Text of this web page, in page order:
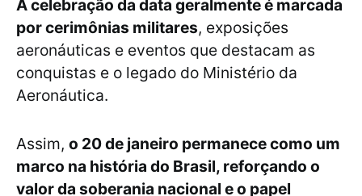
A celebração da data geralmente é marcada
por cerimônias militares, exposições
aeronáuticas e eventos que destacam as
conquistas e o legado do Ministério da
Aeronáutica.
Assim, o 20 de janeiro permanece como um
marco na história do Brasil, reforçando o
valor da soberania nacional e o papel